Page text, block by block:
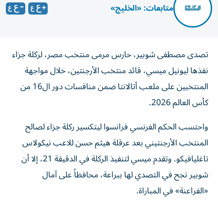
متابعات: «الخليج»
تصدى مصطفى شوبير، حارس مرمى منتخب مصر، لركلة جزاء
نفذها ليونيل ميسي، قائد منتخب الأرجنتين، خلال مواجهة
المنتخبين على ملعب أتالانتا ضمن منافسات دور ال16 من
كأس العالم 2026.
واحتسب الحكم الفرنسي فرانسوا ليتكسير ركلة جزاء لصالح
المنتخب الأرجنتيني بعد عرقلة هيثم حسن للاعب نيكولاس
تاغليافيكو. وتقدم ميسي لتنفيذ الركلة في الدقيقة 21، إلا أن
شوبير نجح في التصدي لها ببراعة، محافظاً على آمال
«الفراعنة» في المباراة.